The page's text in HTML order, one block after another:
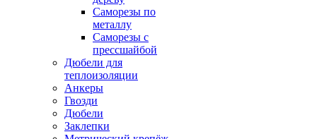
Саморезы по
металлу
Саморезы с
прессшайбой
Дюбели для
теплоизоляции
Анкеры
Гвозди
Дюбели
Заклепки